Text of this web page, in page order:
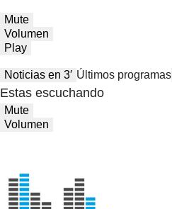
Mute
Volumen
Play
Noticias en 3′ Últimos programas
Estas escuchando
Mute
Volumen